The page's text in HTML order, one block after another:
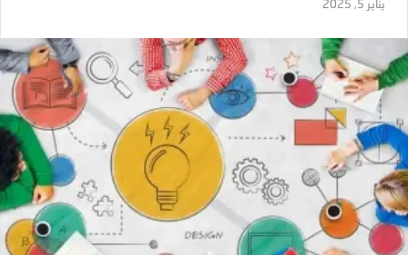
يناير 5, 2025